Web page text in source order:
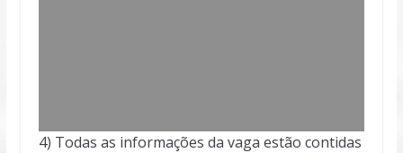
4) Todas as informações da vaga estão contidas